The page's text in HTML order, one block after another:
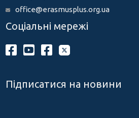
office@erasmusplus.org.ua
Соціальні мережі
Підписатися на новини